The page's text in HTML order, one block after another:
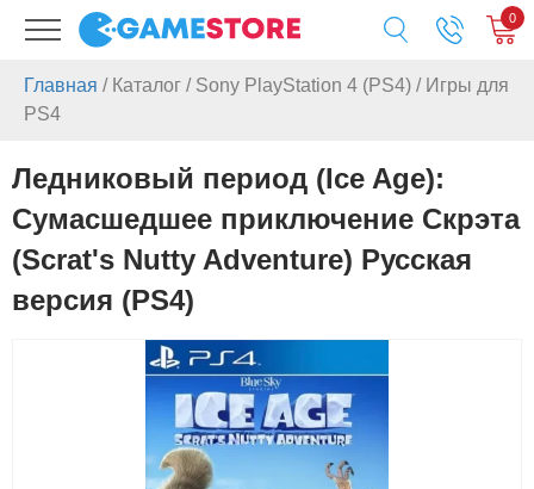
0
Главная / Каталог / Sony PlayStation 4 (PS4) / Игры для
PS4
Ледниковый период (Ice Age):
Сумасшедшее приключение Скрэта
(Scrat's Nutty Adventure) Русская
версия (PS4)